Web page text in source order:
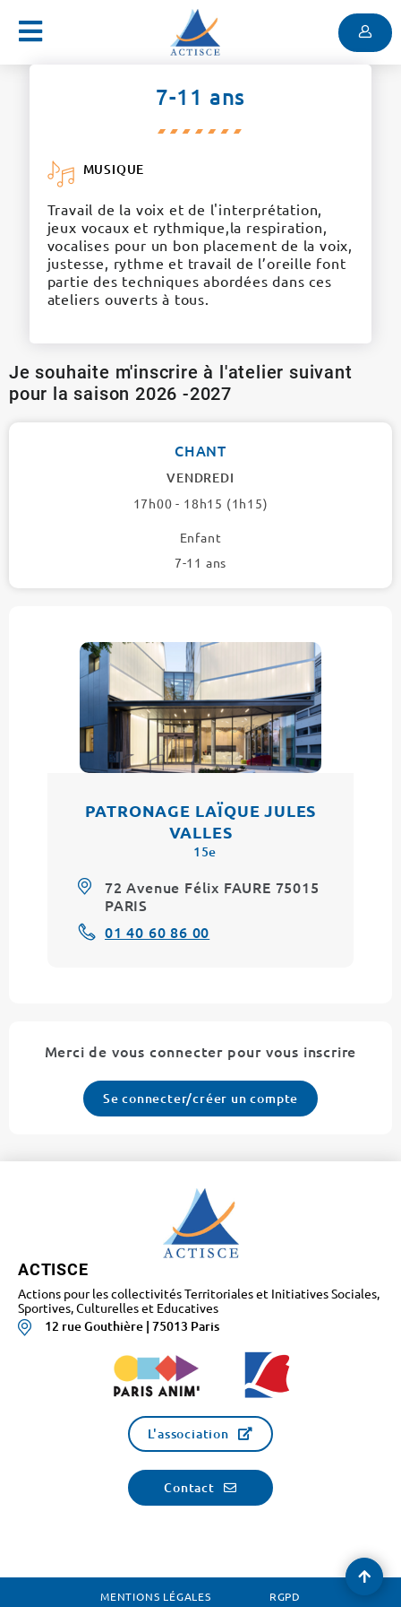
Menu
7-11 ans
MUSIQUE
Travail de la voix et de l'interprétation,
jeux vocaux et rythmique,la respiration,
vocalises pour un bon placement de la voix,
justesse, rythme et travail de l’oreille font
partie des techniques abordées dans ces
ateliers ouverts à tous.
Je souhaite m'inscrire à l'atelier suivant
pour la saison 2026 -2027
CHANT
VENDREDI
17h00 - 18h15 (1h15)
Enfant
7-11 ans
PATRONAGE LAÏQUE JULES
VALLES
15e
72 Avenue Félix FAURE 75015
PARIS
01 40 60 86 00
Merci de vous connecter pour vous inscrire
Se connecter/créer un compte
ACTISCE
Actions pour les collectivités Territoriales et Initiatives Sociales,
Sportives, Culturelles et Educatives
12 rue Gouthière | 75013 Paris
L'association
Contact
MENTIONS LÉGALES RGPD